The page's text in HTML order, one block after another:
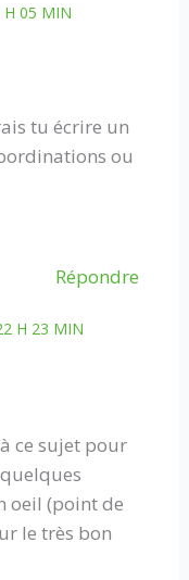
H 05 MIN
tu écrire un
ou
Répondre
H 23 MIN
ce sujet pour
oeil (point de
le très bon